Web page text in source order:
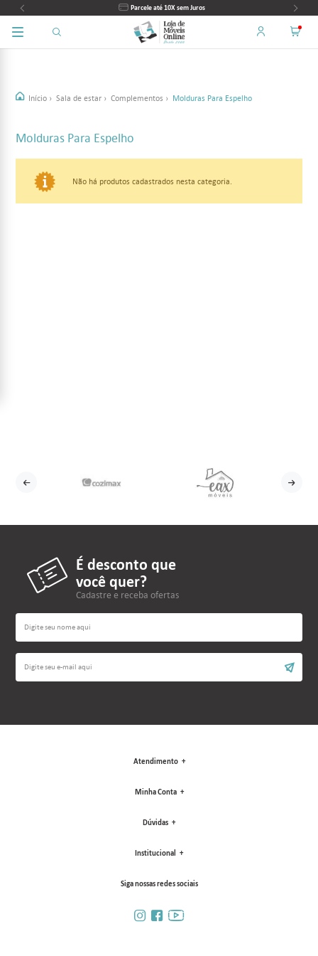
Parcele até 10X sem Juros
Início › Sala de estar › Complementos › Molduras Para Espelho
Molduras Para Espelho
Não há produtos cadastrados nesta categoria.
É desconto que
você quer?
Cadastre e receba ofertas
Atendimento
Minha Conta
Dúvidas
Institucional
Siga nossas redes sociais